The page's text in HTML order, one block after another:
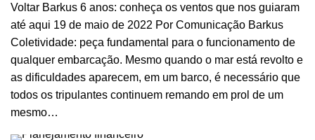
Voltar Barkus 6 anos: conheça os ventos que nos guiaram
até aqui 19 de maio de 2022 Por Comunicação Barkus
Coletividade: peça fundamental para o funcionamento de
qualquer embarcação. Mesmo quando o mar está revolto e
as dificuldades aparecem, em um barco, é necessário que
todos os tripulantes continuem remando em prol de um
mesmo…